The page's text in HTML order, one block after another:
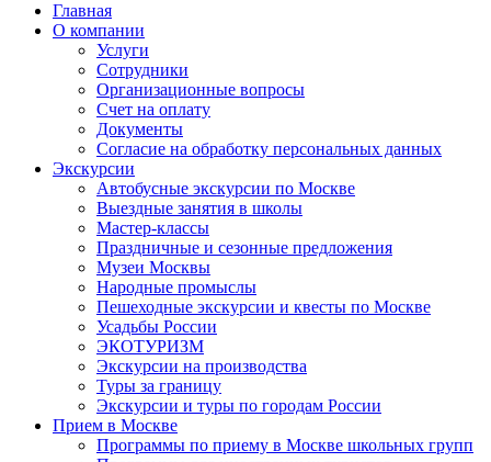
Главная
О компании
Услуги
Сотрудники
Организационные вопросы
Счет на оплату
Документы
Согласие на обработку персональных данных
Экскурсии
Автобусные экскурсии по Москве
Выездные занятия в школы
Мастер-классы
Праздничные и сезонные предложения
Музеи Москвы
Народные промыслы
Пешеходные экскурсии и квесты по Москве
Усадьбы России
ЭКОТУРИЗМ
Экскурсии на производства
Туры за границу
Экскурсии и туры по городам России
Прием в Москве
Программы по приему в Москве школьных групп